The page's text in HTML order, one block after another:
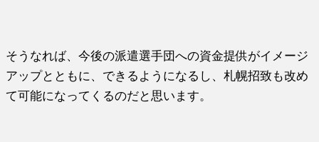
そうなれば、今後の派遣選手団への資金提供がイメージ
アップとともに、できるようになるし、札幌招致も改め
て可能になってくるのだと思います。